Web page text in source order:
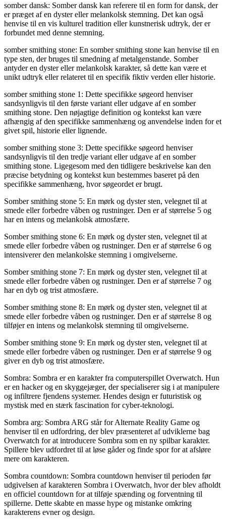
somber dansk: Somber dansk kan referere til en form for dansk, der
er præget af en dyster eller melankolsk stemning. Det kan også
henvise til en vis kulturel tradition eller kunstnerisk udtryk, der er
forbundet med denne stemning.
somber smithing stone: En somber smithing stone kan henvise til en
type sten, der bruges til smedning af metalgenstande. Somber
antyder en dyster eller melankolsk karakter, så dette kan være et
unikt udtryk eller relateret til en specifik fiktiv verden eller historie.
somber smithing stone 1: Dette specifikke søgeord henviser
sandsynligvis til den første variant eller udgave af en somber
smithing stone. Den nøjagtige definition og kontekst kan være
afhængig af den specifikke sammenhæng og anvendelse inden for et
givet spil, historie eller lignende.
somber smithing stone 3: Dette specifikke søgeord henviser
sandsynligvis til den tredje variant eller udgave af en somber
smithing stone. Ligegesom med den tidligere beskrivelse kan den
præcise betydning og kontekst kun bestemmes baseret på den
specifikke sammenhæng, hvor søgeordet er brugt.
Somber smithing stone 5: En mørk og dyster sten, velegnet til at
smede eller forbedre våben og rustninger. Den er af størrelse 5 og
har en intens og melankolsk atmosfære.
Somber smithing stone 6: En mørk og dyster sten, velegnet til at
smede eller forbedre våben og rustninger. Den er af størrelse 6 og
intensiverer den melankolske stemning i omgivelserne.
Somber smithing stone 7: En mørk og dyster sten, velegnet til at
smede eller forbedre våben og rustninger. Den er af størrelse 7 og
har en dyb og trist atmosfære.
Somber smithing stone 8: En mørk og dyster sten, velegnet til at
smede eller forbedre våben og rustninger. Den er af størrelse 8 og
tilføjer en intens og melankolsk stemning til omgivelserne.
Somber smithing stone 9: En mørk og dyster sten, velegnet til at
smede eller forbedre våben og rustninger. Den er af størrelse 9 og
giver en dyb og trist atmosfære.
Sombra: Sombra er en karakter fra computerspillet Overwatch. Hun
er en hacker og en skyggejæger, der specialiserer sig i at manipulere
og infiltrere fjendens systemer. Hendes design er futuristisk og
mystisk med en stærk fascination for cyber-teknologi.
Sombra arg: Sombra ARG står for Alternate Reality Game og
henviser til en udfordring, der blev præsenteret af udviklerne bag
Overwatch for at introducere Sombra som en ny spilbar karakter.
Spillere blev udfordret til at løse gåder og finde spor for at afsløre
mere om karakteren.
Sombra countdown: Sombra countdown henviser til perioden før
udgivelsen af karakteren Sombra i Overwatch, hvor der blev afholdt
en officiel countdown for at tilføje spænding og forventning til
spillerne. Dette skabte en masse hype og mistanke omkring
karakterens evner og design.